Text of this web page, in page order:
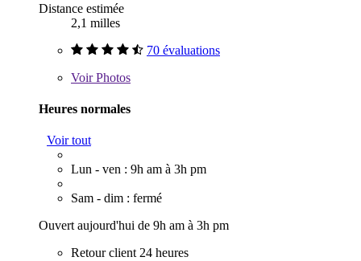
Distance estimée
2,1 milles
70 évaluations
VoirPhotos
Heures normales
Voir tout
Lun - ven : 9h am à 3h pm
Sam - dim : fermé
Ouvert aujourd'hui de 9h am à 3h pm
Retour client 24 heures